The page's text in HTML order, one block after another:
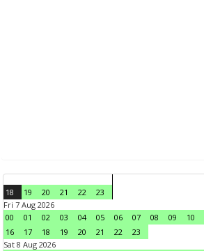
18 19 20 21 22
23
Fri 7 Aug 2026
00
01 02 03 04 05 06 07 08 09 10
16
17 18 19 20 21 22
23
Sat 8 Aug 2026